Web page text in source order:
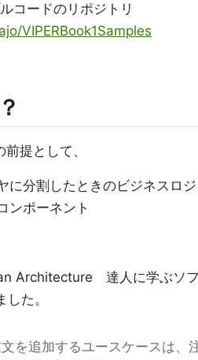
コードのリポジトリ
VIPERBook1Samples
提として、
に分割したときのビジネスロ
ンポーネント
Architecture 達人に学ぶソ
た。
を追加するユースケースは、